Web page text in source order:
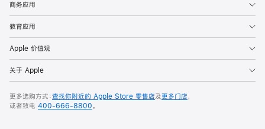
商务应用
教育应用
Apple 价值观
关于 Apple
更多选购方式：查找你附近的 Apple Store 零售店及更多门店，
或者致电 400-666-8800。